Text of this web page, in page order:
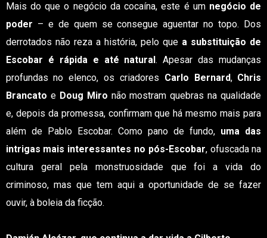
Mais do que o negócio da cocaína, este é um negócio de
poder – e de quem se consegue aguentar no topo. Dos
derrotados não reza a história, pelo que a substituição de
Escobar é rápida e até natural. Apesar das mudanças
profundas no elenco, os criadores Carlo Bernard, Chris
Brancato e Doug Miro não mostram quebras na qualidade
e, depois da promessa, confirmam que há mesmo mais para
além de Pablo Escobar. Como pano de fundo, uma das
intrigas mais interessantes no pós-Escobar, ofuscada na
cultura geral pela monstruosidade que foi a vida do
criminoso, mas que tem aqui a oportunidade de se fazer
ouvir, à boleia da ficção.